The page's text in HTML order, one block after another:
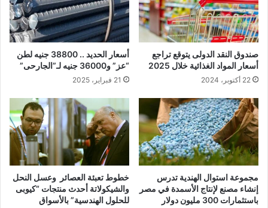
صندوق النقد الدولى يتوقع تراجع
أسعار المواد الغذائية خلال 2025
22 أكتوبر، 2024
أسعار الحديد .. 38800 جنيه لطن
“عز” و36000 جنيه لـ”الجارحى”
21 فبراير، 2025
مجموعة استوال الهندية تدرس
إنشاء مصنع لإنتاج الأسمدة في مصر
باستثمارات 300 مليون دولار
خطوط تعبئة العصائر وعسل النحل
والشيكولاتة أحدث منتجات “كيوبى
للحلول الهندسية” بالأسواق